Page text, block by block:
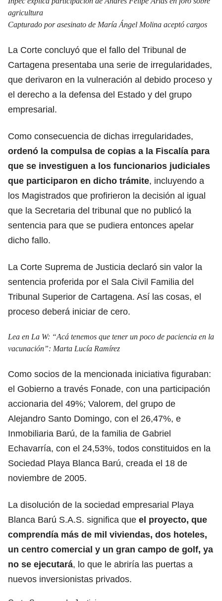
agricultura
Capturado por asesinato de María Ángel Molina aceptó cargos
La Corte concluyó que el fallo del Tribunal de
Cartagena presentaba una serie de irregularidades,
que derivaron en la vulneración al debido proceso y
el derecho a la defensa del Estado y del grupo
empresarial.
Como consecuencia de dichas irregularidades,
ordenó la compulsa de copias a la Fiscalía para
que se investiguen a los funcionarios judiciales
que participaron en dicho trámite, incluyendo a
los Magistrados que profirieron la decisión al igual
que la Secretaria del tribunal que no publicó la
sentencia para que se pudiera entonces apelar
dicho fallo.
La Corte Suprema de Justicia declaró sin valor la
sentencia proferida por el Sala Civil Familia del
Tribunal Superior de Cartagena. Así las cosas, el
proceso deberá iniciar de cero.
Lea en La W: “Acá tenemos que tener un poco de paciencia en la
vacunación”: Marta Lucía Ramírez
Como socios de la mencionada iniciativa figuraban:
el Gobierno a través Fonade, con una participación
accionaria del 49%; Valorem, del grupo de
Alejandro Santo Domingo, con el 26,47%, e
Inmobiliaria Barú, de la familia de Gabriel
Echavarría, con el 24,53%, todos constituidos en la
Sociedad Playa Blanca Barú, creada el 18 de
noviembre de 2005.
La disolución de la sociedad empresarial Playa
Blanca Barú S.A.S. significa que el proyecto, que
comprendía más de mil viviendas, dos hoteles,
un centro comercial y un gran campo de golf, ya
no se ejecutará, lo que le abriría las puertas a
nuevos inversionistas privados.